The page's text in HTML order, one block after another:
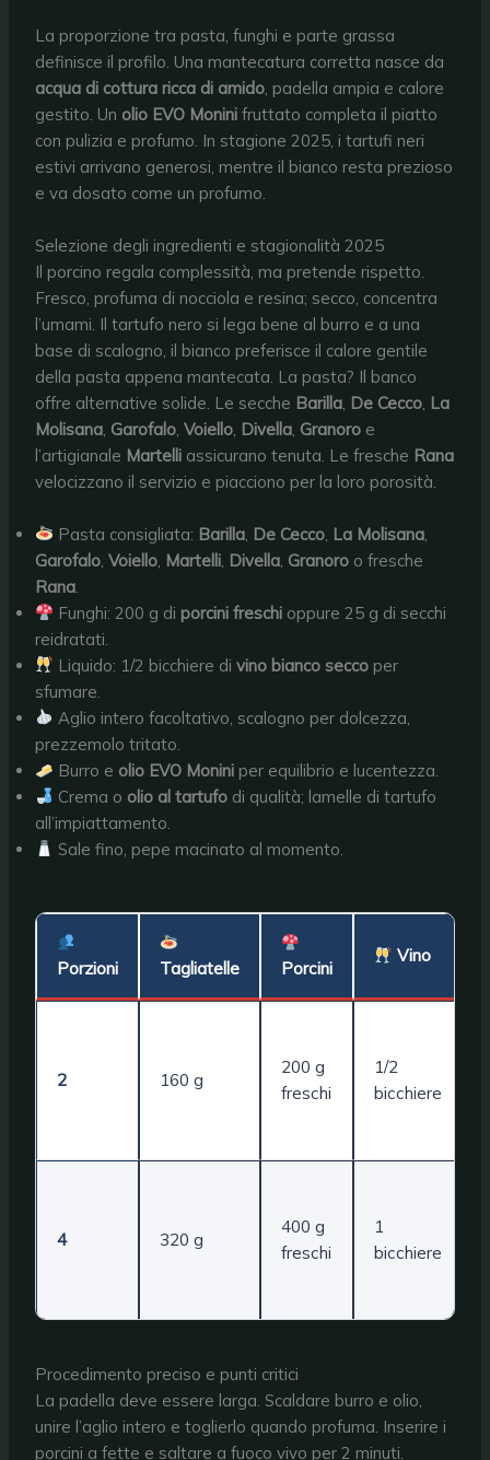
La proporzione tra pasta, funghi e parte grassa
definisce il profilo. Una mantecatura corretta nasce da
acqua di cottura ricca di amido, padella ampia e calore
gestito. Un olio EVO Monini fruttato completa il piatto
con pulizia e profumo. In stagione 2025, i tartufi neri
estivi arrivano generosi, mentre il bianco resta prezioso
e va dosato come un profumo.
Selezione degli ingredienti e stagionalità 2025
Il porcino regala complessità, ma pretende rispetto.
Fresco, profuma di nocciola e resina; secco, concentra
l’umami. Il tartufo nero si lega bene al burro e a una
base di scalogno, il bianco preferisce il calore gentile
della pasta appena mantecata. La pasta? Il banco
offre alternative solide. Le secche Barilla, De Cecco, La
Molisana, Garofalo,Voiello, Divella, Granoro e
l’artigianale Martelli assicurano tenuta. Le fresche Rana
velocizzano il servizio e piacciono per la loro porosità.
Pasta consigliata: Barilla, De Cecco, La Molisana,
Garofalo,Voiello, Martelli, Divella, Granoro o fresche
Rana.
Funghi: 200 g diporcini freschi oppure 25 g di secchi
reidratati.
Liquido: 1/2 bicchiere divino bianco secco per
sfumare.
Aglio intero facoltativo, scalogno per dolcezza,
prezzemolo tritato.
Burro e olio EVO Monini per equilibrio e lucentezza.
Crema o olio al tartufo di qualità; lamelle di tartufo
all’impiattamento.
Sale fino, pepe macinato al momento.
Porzioni Tagliatelle Porcini
Vino
2 160 g
200 g
freschi
1/2
bicchiere
4 320 g
400 g
freschi
1
bicchiere
Procedimento preciso e punti critici
La padella deve essere larga. Scaldare burro e olio,
unire l’aglio intero e toglierlo quando profuma. Inserire i
porcini a fette e saltare a fuoco vivo per 2 minuti.